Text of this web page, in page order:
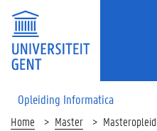
Opleiding Informatica
Home Master